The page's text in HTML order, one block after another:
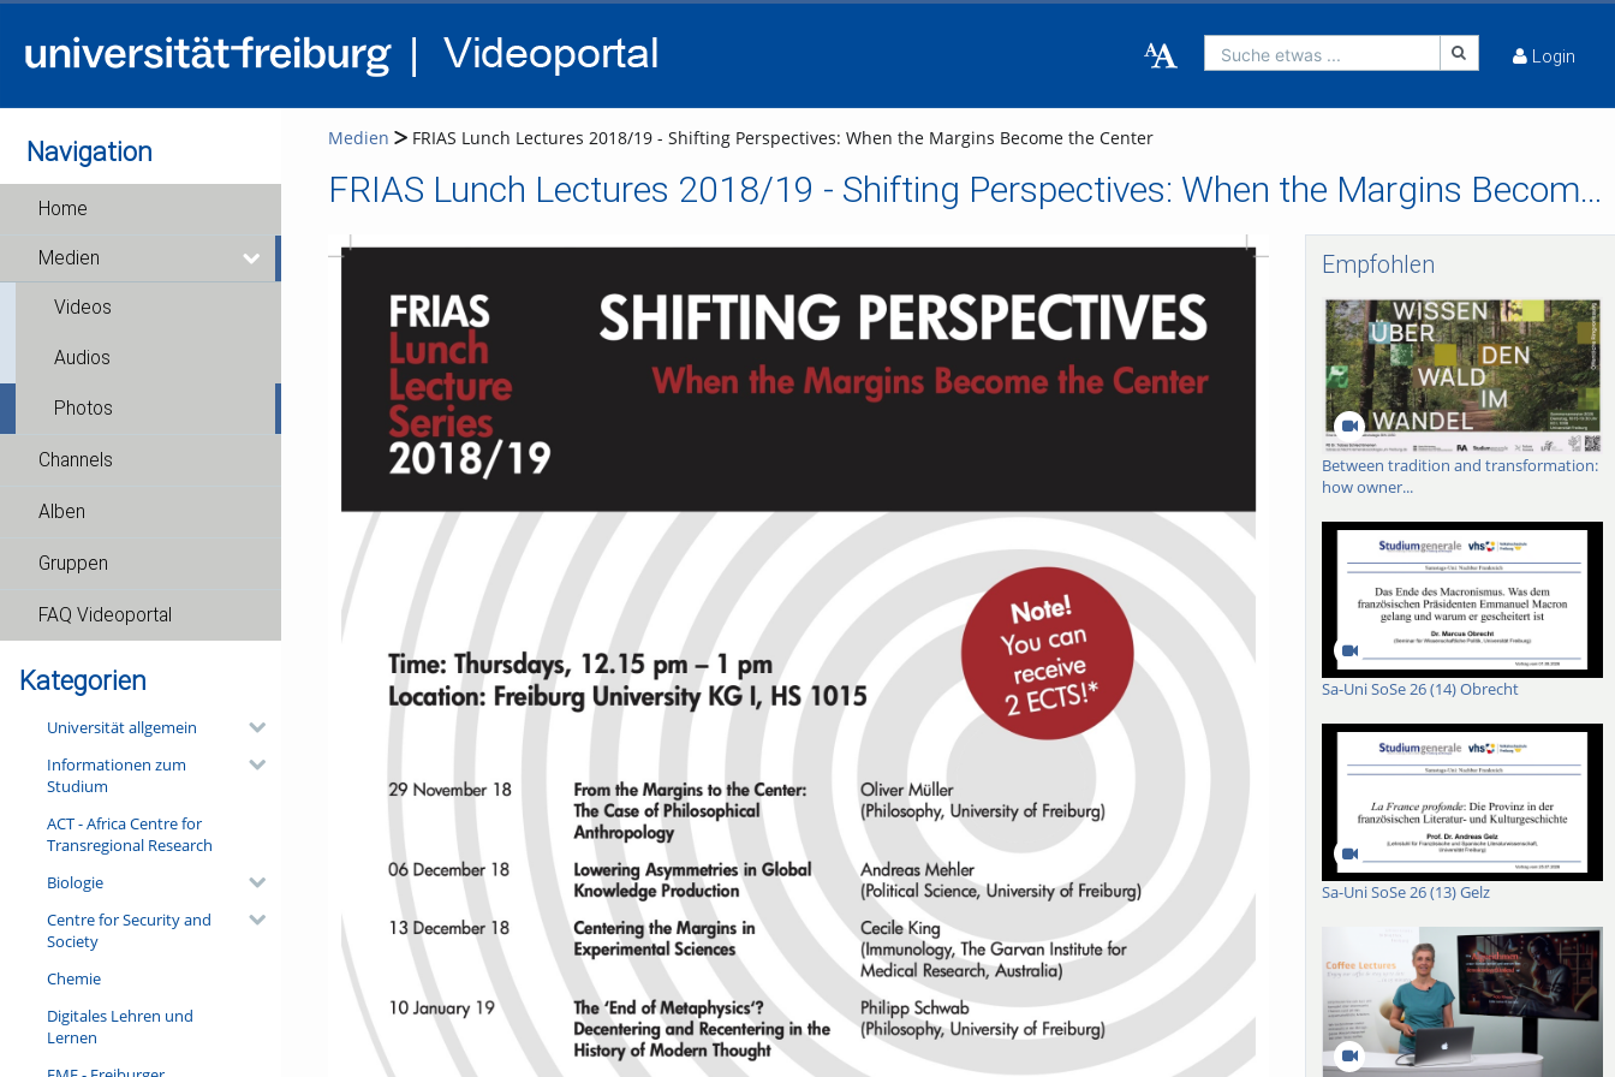
Suche etwas ... Login
Navigation
Home
Medien
Videos
Audios
Photos
Channels
Alben
Gruppen
FAQ Videoportal
Kategorien
Universität allgemein
Informationen zum
Studium
ACT - Africa Centre for
Transregional Research
Biologie
Centre for Security and
Society
Chemie
Digitales Lehren und
Lernen
Medien FRIAS Lunch Lectures 2018/19 - Shifting Perspectives: When the Margins Become the Center
FRIAS Lunch Lectures 2018/19 - Shifting Perspectives: When the Margins Become the Center
Empfohlen
Between tradition and transformation:
how owner...
Sa-Uni SoSe 26 (14) Obrecht
Sa-Uni SoSe 26 (13) Gelz